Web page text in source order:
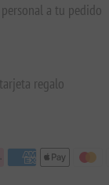
a tu pedido
regalo